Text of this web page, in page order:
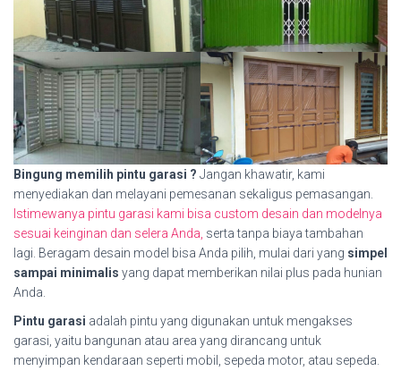
Bingung memilih pintu garasi ? Jangan khawatir, kami
menyediakan dan melayani pemesanan sekaligus pemasangan.
Istimewanya pintu garasi kami bisa custom desain dan modelnya
sesuai keinginan dan selera Anda, serta tanpa biaya tambahan
lagi. Beragam desain model bisa Anda pilih, mulai dari yang simpel
sampai minimalis yang dapat memberikan nilai plus pada hunian
Anda.
Pintu garasi adalah pintu yang digunakan untuk mengakses
garasi, yaitu bangunan atau area yang dirancang untuk
menyimpan kendaraan seperti mobil, sepeda motor, atau sepeda.